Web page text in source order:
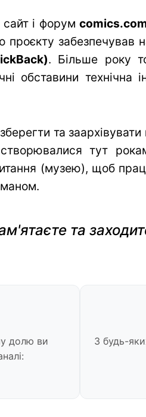
і форум
проєкту
. Більше року
обставини
та
створювалися тут
(музею), щоб
та
долю ви
З будь-